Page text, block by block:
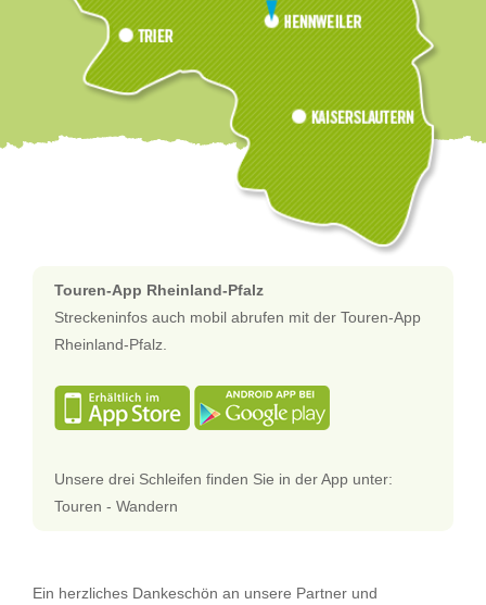
Touren-App Rheinland-Pfalz
Streckeninfos auch mobil abrufen mit der Touren-App
Rheinland-Pfalz.
Unsere drei Schleifen finden Sie in der App unter:
Touren - Wandern
Ein herzliches Dankeschön an unsere Partner und